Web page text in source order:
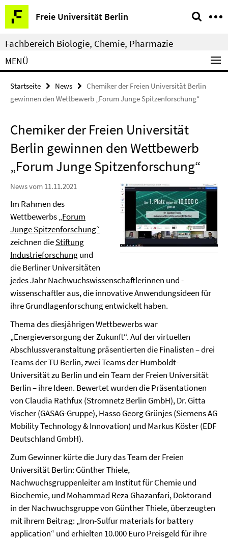
Springe
direkt
zu
Inhalt
Freie Universität Berlin
Service-
Navigation
Fachbereich Biologie, Chemie, Pharmazie
MENÜ
Startseite News
Chemiker der Freien Universität Berlin
gewinnen den Wettbewerb „Forum Junge Spitzenforschung“
Chemiker der Freien Universität
Berlin gewinnen den Wettbewerb
„Forum Junge Spitzenforschung“
News vom 11.11.2021
Im Rahmen des
Wettbewerbs„Forum
Junge Spitzenforschung“
zeichnen dieStiftung
Industrieforschungund
die Berliner Universitäten
jedes Jahr Nachwuchswissenschaftlerinnen und -
wissenschaftler aus, die innovative Anwendungsideen für
ihre Grundlagenforschung entwickelt haben.
Thema des diesjährigen Wettbewerbs war
„Energieversorgung der Zukunft“. Auf der virtuellen
Abschlussveranstaltung präsentierten die Finalisten – drei
Teams der TU Berlin, zwei Teams der Humboldt-
Universität zu Berlin und ein Team der Freien Universität
Berlin – ihre Ideen. Bewertet wurden die Präsentationen
von Claudia Rathfux (Stromnetz Berlin GmbH), Dr. Gitta
Vischer (GASAG-Gruppe), Hasso Georg Grünjes (Siemens AG
Mobility Technology & Innovation) und Markus Köster (EDF
Deutschland GmbH).
Zum Gewinner kürte die Jury das Team der Freien
Universität Berlin: Günther Thiele,
Nachwuchsgruppenleiter am Institut für Chemie und
Biochemie, und Mohammad Reza Ghazanfari, Doktorand
in der Nachwuchsgruppe von Günther Thiele, überzeugten
mit ihrem Beitrag: „Iron-Sulfur materials for battery
application“ und erhielten 10.000 Euro Preisgeld für ihre